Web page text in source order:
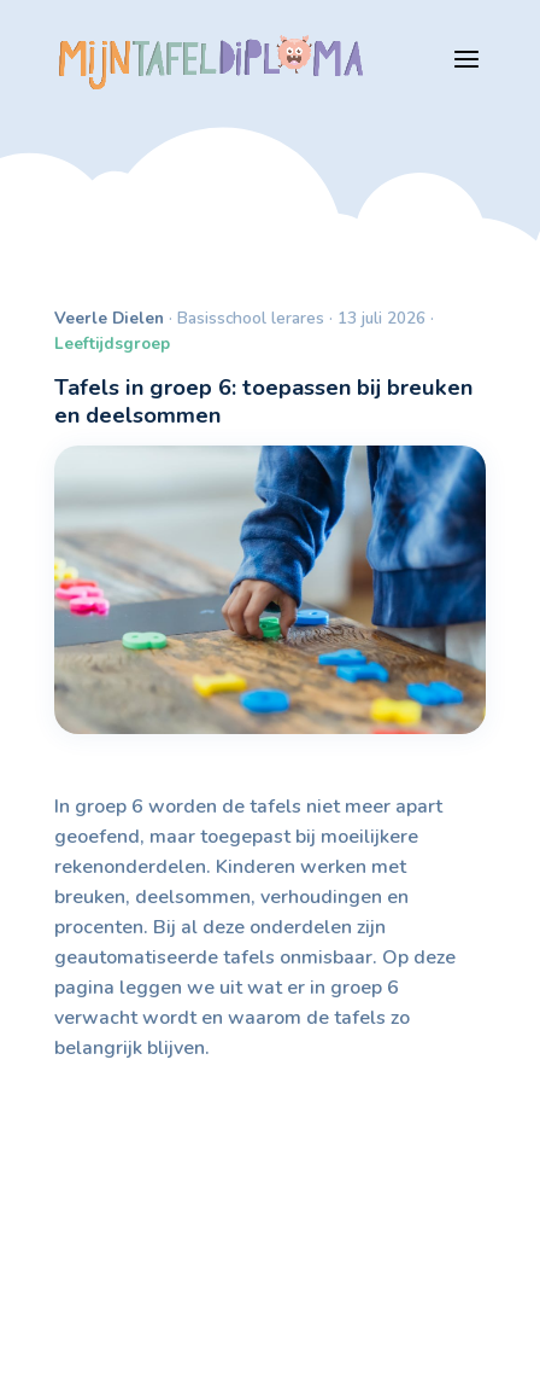
Veerle Dielen · Basisschool lerares · 13 juli 2026 ·
Leeftijdsgroep
Tafels in groep 6: toepassen bij breuken
en deelsommen
In groep 6 worden de tafels niet meer apart
geoefend, maar toegepast bij moeilijkere
rekenonderdelen. Kinderen werken met
breuken, deelsommen, verhoudingen en
procenten. Bij al deze onderdelen zijn
geautomatiseerde tafels onmisbaar. Op deze
pagina leggen we uit wat er in groep 6
verwacht wordt en waarom de tafels zo
belangrijk blijven.